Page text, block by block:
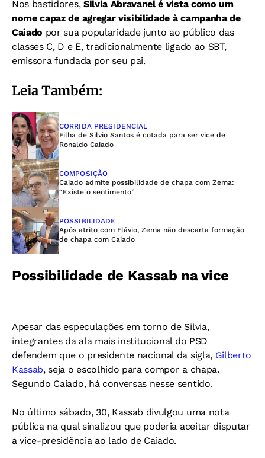
Nos bastidores, Silvia Abravanel é vista como um
nome capaz de agregar visibilidade à campanha de
Caiado por sua popularidade junto ao público das
classes C, D e E, tradicionalmente ligado ao SBT,
emissora fundada por seu pai.
Leia Também:
CORRIDA PRESIDENCIAL
Filha de Silvio Santos é cotada para ser vice de
Ronaldo Caiado
COMPOSIÇÃO
Caiado admite possibilidade de chapa com Zema:
“Existe o sentimento”
POSSIBILIDADE
Após atrito com Flávio, Zema não descarta formação
de chapa com Caiado
Possibilidade de Kassab na vice
Apesar das especulações em torno de Silvia,
integrantes da ala mais institucional do PSD
defendem que o presidente nacional da sigla, Gilberto
Kassab, seja o escolhido para compor a chapa.
Segundo Caiado, há conversas nesse sentido.
No último sábado, 30, Kassab divulgou uma nota
pública na qual sinalizou que poderia aceitar disputar
a vice-presidência ao lado de Caiado.